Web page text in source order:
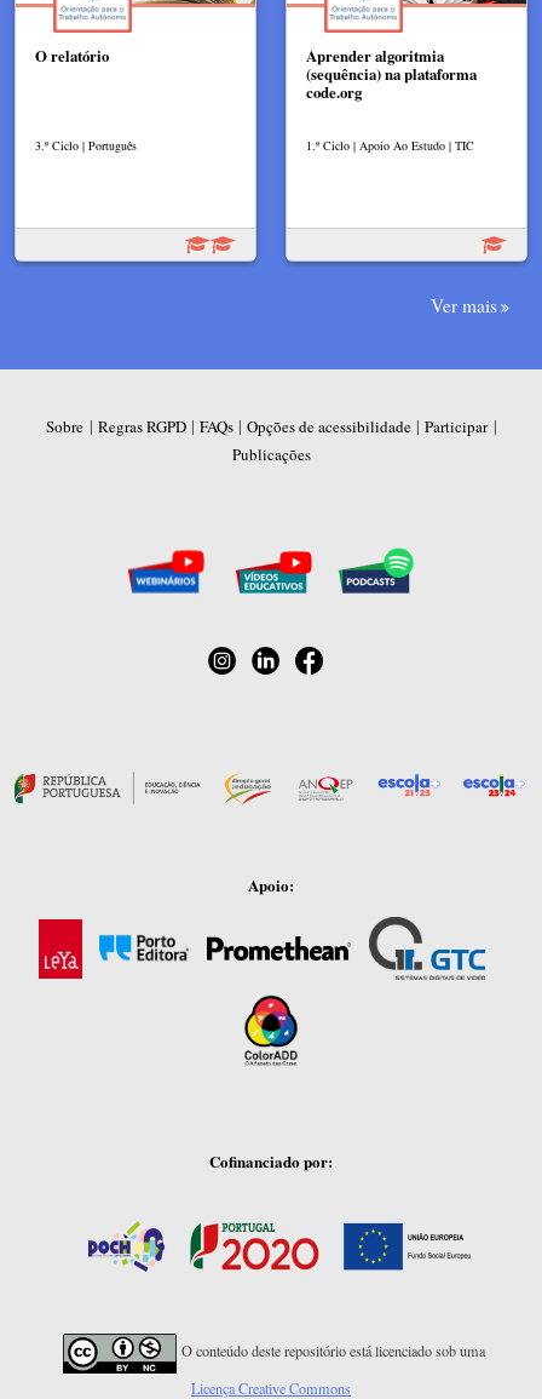
O relatório
3.º Ciclo | Português
Aprender algoritmia
(sequência) na plataforma
code.org
1.º Ciclo | Apoio Ao Estudo | TIC
Ver mais
Sobre | Regras RGPD| FAQs| Opções de acessibilidade| Participar|
Publicações
Apoio:
Cofinanciado por:
O conteúdo deste repositório está licenciado sob uma
Licença Creative Commons